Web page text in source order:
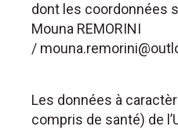
dont les coordonnées
Mouna REMORINI
/
Les données à
compris de santé) de